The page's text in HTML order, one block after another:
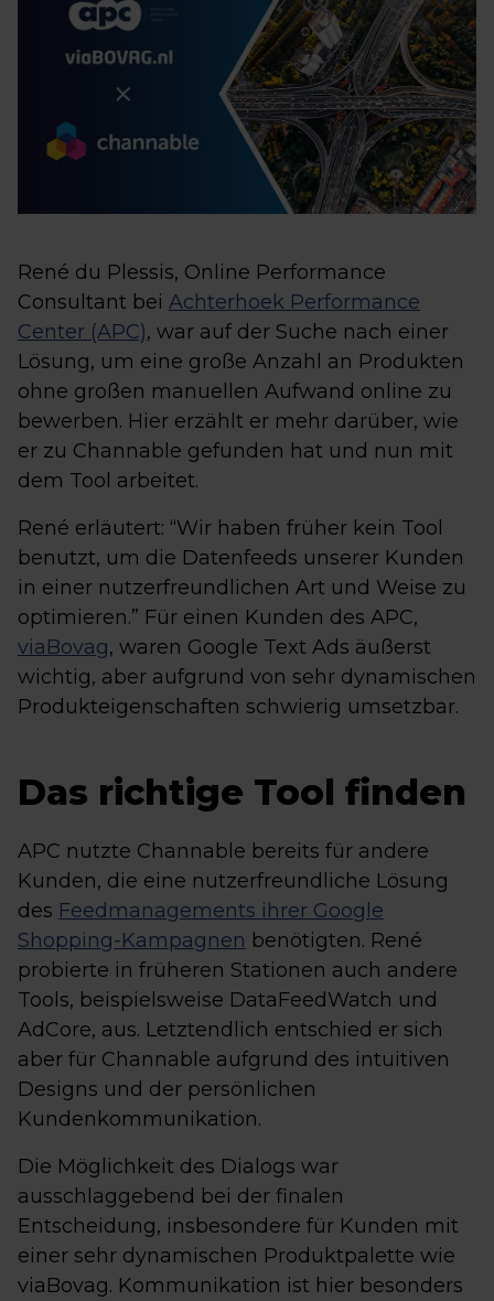
René du Plessis, Online Performance
Consultant bei Achterhoek Performance
Center (APC), war auf der Suche nach einer
Lösung, um eine große Anzahl an Produkten
ohne großen manuellen Aufwand online zu
bewerben. Hier erzählt er mehr darüber, wie
er zu Channable gefunden hat und nun mit
dem Tool arbeitet.
René erläutert: “Wir haben früher kein Tool
benutzt, um die Datenfeeds unserer Kunden
in einer nutzerfreundlichen Art und Weise zu
optimieren.” Für einen Kunden des APC,
viaBovag, waren Google Text Ads äußerst
wichtig, aber aufgrund von sehr dynamischen
Produkteigenschaften schwierig umsetzbar.
Das richtige Tool finden
APC nutzte Channable bereits für andere
Kunden, die eine nutzerfreundliche Lösung
des Feedmanagements ihrer Google
Shopping-Kampagnen benötigten. René
probierte in früheren Stationen auch andere
Tools, beispielsweise DataFeedWatch und
AdCore, aus. Letztendlich entschied er sich
aber für Channable aufgrund des intuitiven
Designs und der persönlichen
Kundenkommunikation.
Die Möglichkeit des Dialogs war
ausschlaggebend bei der finalen
Entscheidung, insbesondere für Kunden mit
einer sehr dynamischen Produktpalette wie
viaBovag. Kommunikation ist hier besonders